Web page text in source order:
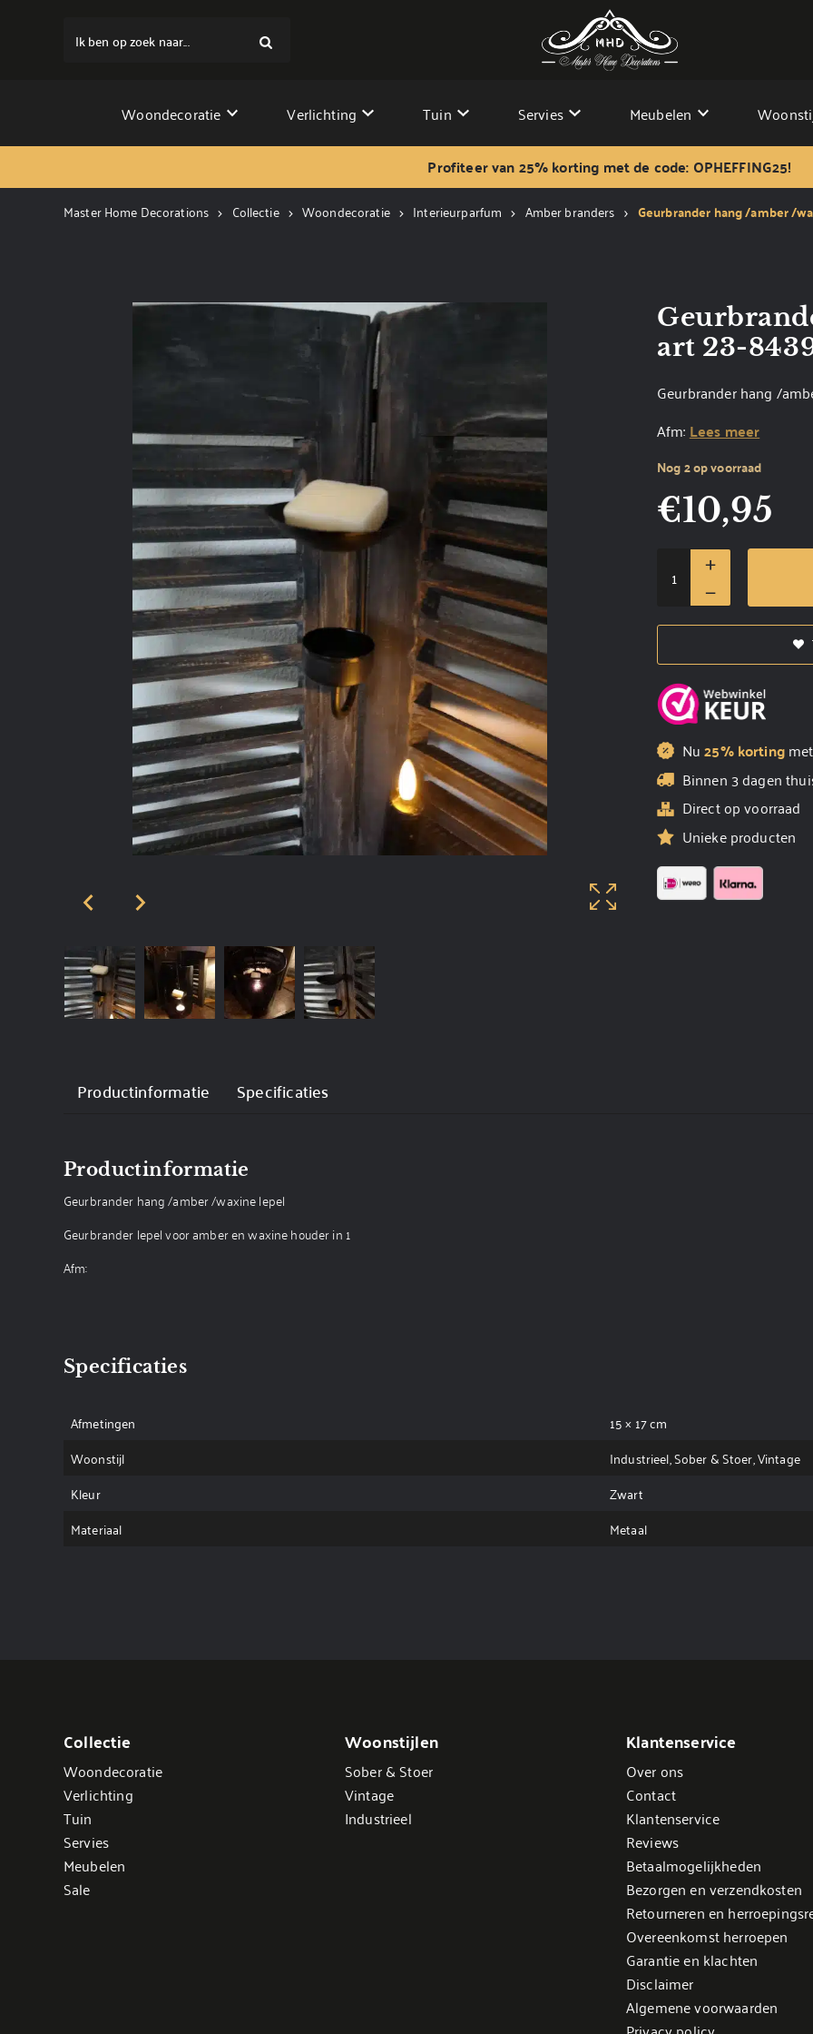
Ik ben op zoek naar...
Woondecoratie Verlichting Tuin Servies Meubelen
Profiteer van 25% korting met de code: OPHEFFING25!
Master Home Decorations Collectie Woondecoratie Interieurparfum Amber branders Geurbrander hang /amber /
art 23-
Geurbrander hang /
Afm:Lees meer
Nog 2 op voorraad
€10,95
Nu25% korting
Binnen 3 dagen
Direct op voorraad
Unieke producten
Productinformatie Specificaties
Productinformatie
Geurbrander hang /amber /waxine lepel
Geurbrander lepel voor amber en waxine houder in 1
Afm:
Specificaties
Afmetingen
15 × 17 cm
Woonstijl
Industrieel, Sober & Stoer, Vintage
Kleur
Zwart
Materiaal
Metaal
Collectie
Woondecoratie
Verlichting
Tuin
Servies
Meubelen
Sale
Woonstijlen
Sober & Stoer
Vintage
Industrieel
Klantenservice
Over ons
Contact
Klantenservice
Reviews
Betaalmogelijkheden
Bezorgen en verzendkosten
Retourneren en
Overeenkomst herroepen
Garantie en klachten
Disclaimer
Algemene voorwaarden